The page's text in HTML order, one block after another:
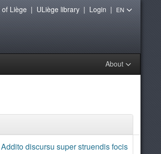
About
of Liège| ULiège library| Login | EN
discursu super struendis focis